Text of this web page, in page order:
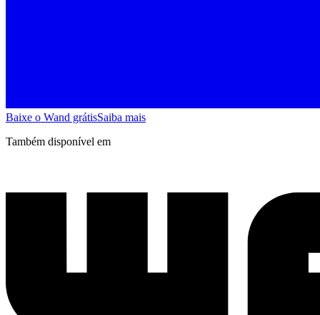
Baixe o Wand grátisSaiba mais
Também disponível em